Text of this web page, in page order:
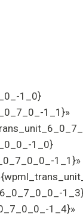
1_0}
1_1}»
1_0}
1_1}»
1_4}»